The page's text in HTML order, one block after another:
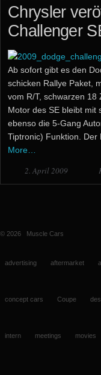
Chrysler
Challenger
Ab sofort gibt es den
schicken Rallye Paket,
vom R/T, schwarzen 18
Motor des SE bleibt mit
ebenso die 5-Gang
Tiptronic) Funktion. Der
More…
2. April 2009
© 2026 Muscle Cars
advertising aftermarket
concept cars Coupe
intern meetings movies